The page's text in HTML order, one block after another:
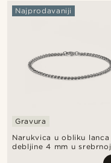
Narukvica u obliku lanca
debljine 4 mm u srebrnoj
Najprodavaniji
Gravura